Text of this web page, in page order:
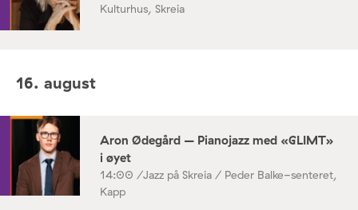
Kulturhus, Skreia
16. august
Aron Ødegård – Pianojazz med «GLIMT»
i øyet
14:00 /Jazz på Skreia / Peder Balke-senteret,
Kapp